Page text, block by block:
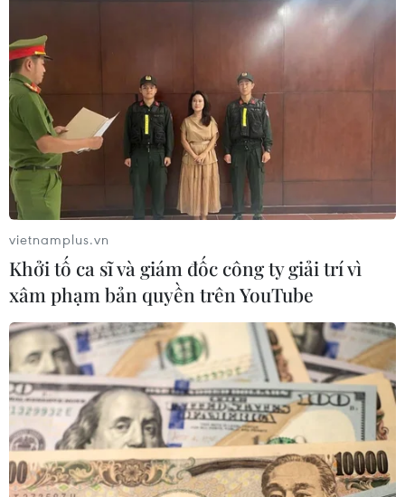
Truyền hình Thông tấn đem Trung thu
đến xóm Việt kiều “3 không”
12/09/2016 12:13
Truyền hình Thông tấn tại Thành phố Hồ Chí Minh tổ
chức “Vui Tết Trung thu cùng trẻ em vùng biên giới” tại
xã Tân Thành, tỉnh Tây Ninh.
vietnamplus.vn
Khởi tố ca sĩ và giám đốc công ty giải trí vì
xâm phạm bản quyền trên YouTube